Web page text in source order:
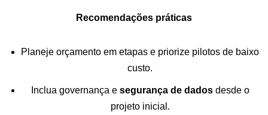
Recomendações práticas
Planeje orçamento em etapas e priorize pilotos de baixo
custo.
Inclua governança e segurança de dadosdesde o
projeto inicial.